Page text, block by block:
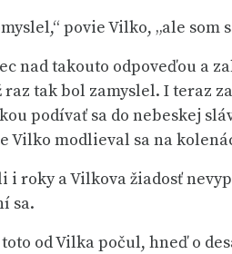
povie Vilko, „ale
nad takouto odpoveďou a
raz tak bol zamyslel. I teraz
podívať sa do nebeskej
Vilko modlieval sa na
i roky a Vilkova žiadosť
sa.
od Vilka počul, hneď o